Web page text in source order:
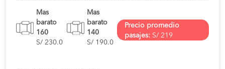
Mas
barato
160
S/ 230.0
Mas
barato
140
S/ 190.0
Precio promedio
pasajes: S/ 219